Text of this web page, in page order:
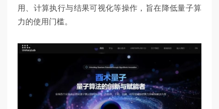
用、计算执行与结果可视化等操作，旨在降低量子算
力的使用门槛。